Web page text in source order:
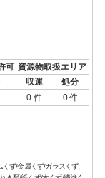
可 資源物取扱エリア
収運
処分
0 件 0 件
ず/金属くず/ガラスくず、